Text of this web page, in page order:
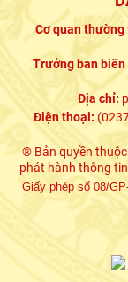
Cơ quan
Trưởng ban biên
Địa chỉ:
Điện thoại:
® Bản quyền
phát hành thông
Giấy phép số 08/